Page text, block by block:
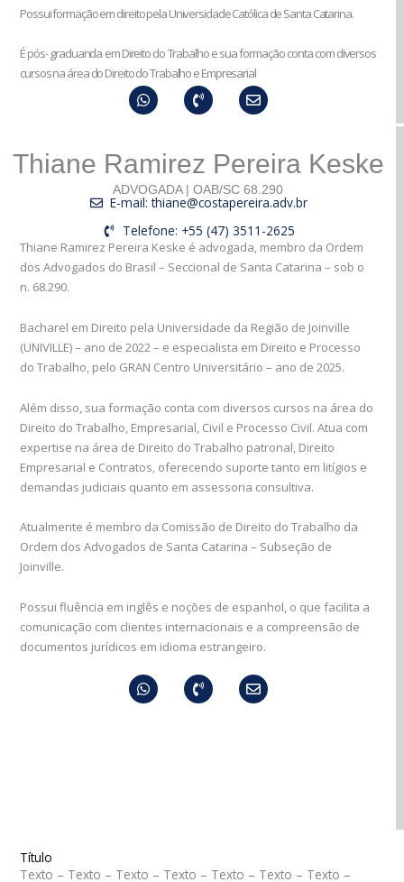
Possui formação em direito pela Universidade Católica de Santa Catarina.
É pós- graduanda em Direito do Trabalho e sua formação conta com diversos
cursos na área do Direito do Trabalho e Empresarial
WhatsappPhone- Envelope
Thiane Ramirez Pereira Keske
ADVOGADA | OAB/SC 68.290
E-mail: thiane@costapereira.adv.br
Telefone: +55 (47) 3511-2625
Thiane Ramirez Pereira Keske é advogada, membro da Ordem
dos Advogados do Brasil – Seccional de Santa Catarina – sob o
n. 68.290.
Bacharel em Direito pela Universidade da Região de Joinville
(UNIVILLE) – ano de 2022 – e especialista em Direito e Processo
do Trabalho, pelo GRAN Centro Universitário – ano de 2025.
Além disso, sua formação conta com diversos cursos na área do
Direito do Trabalho, Empresarial, Civil e Processo Civil. Atua com
expertise na área de Direito do Trabalho patronal, Direito
Empresarial e Contratos, oferecendo suporte tanto em litígios e
demandas judiciais quanto em assessoria consultiva.
Atualmente é membro da Comissão de Direito do Trabalho da
Ordem dos Advogados de Santa Catarina – Subseção de
Joinville.
Possui fluência em inglês e noções de espanhol, o que facilita a
comunicação com clientes internacionais e a compreensão de
documentos jurídicos em idioma estrangeiro.
WhatsappPhone- Envelope
Título
Texto – Texto – Texto – Texto – Texto – Texto – Texto –